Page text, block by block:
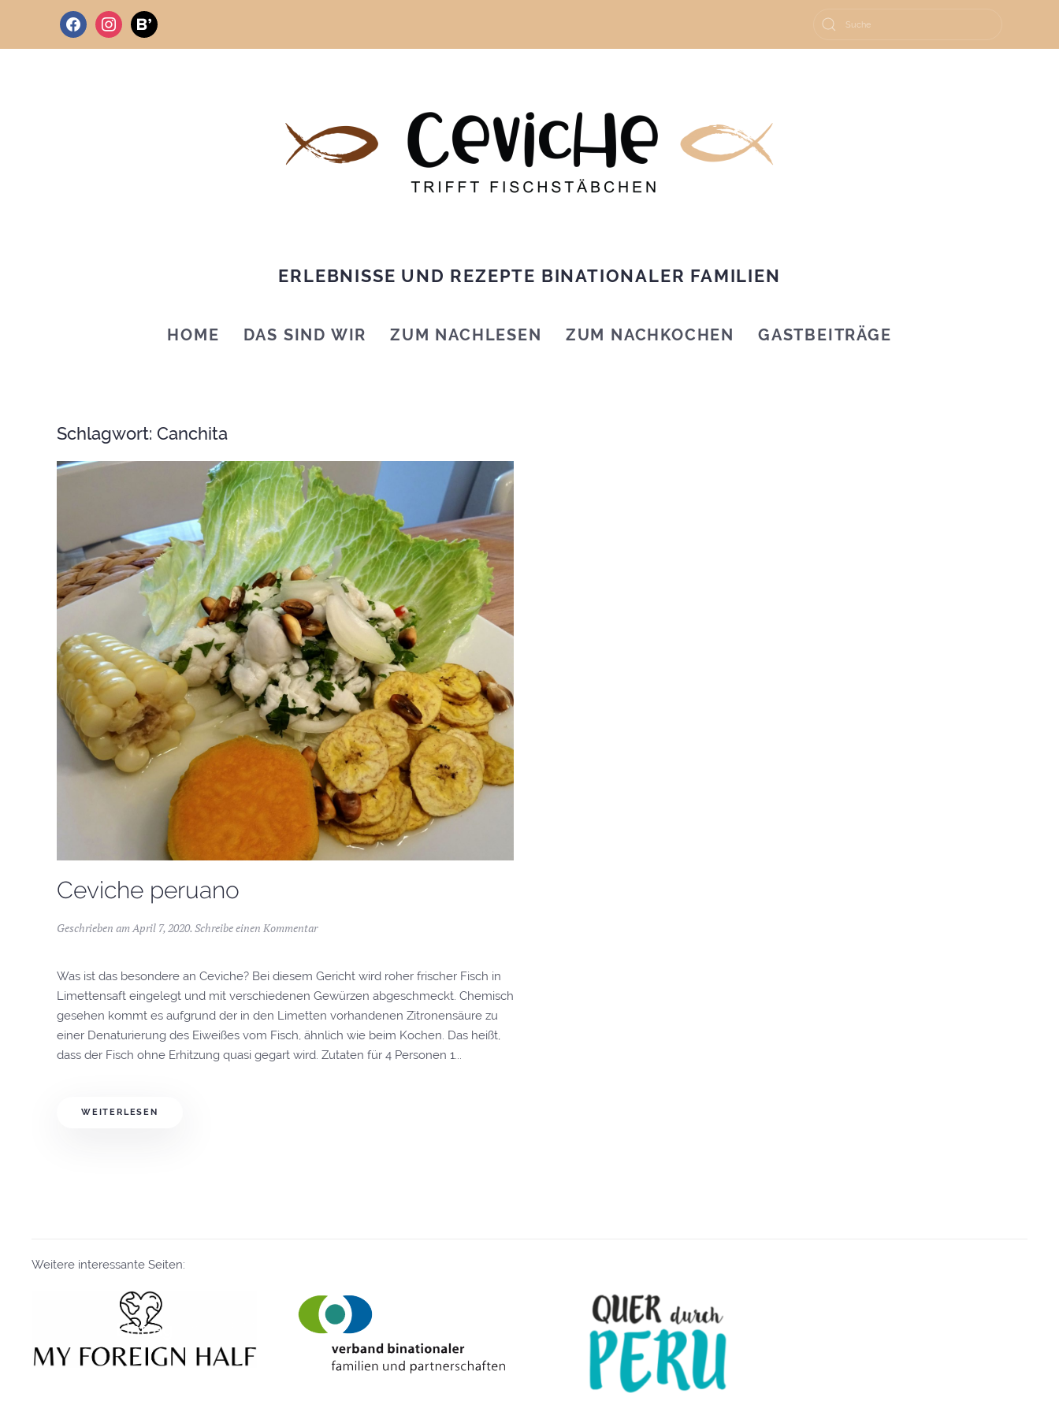
facebookinstagrambloglovin
ERLEBNISSE UND REZEPTE BINATIONALER FAMILIEN
HOME DAS SIND WIR ZUM NACHLESEN ZUM NACHKOCHEN GASTBEITRÄGE
Schlagwort: Canchita
Ceviche peruano
Geschrieben amApril 7, 2020. Schreibe einen Kommentar
Was ist das besondere an Ceviche? Bei diesem Gericht wird roher frischer Fisch in
Limettensaft eingelegt und mit verschiedenen Gewürzen abgeschmeckt. Chemisch
gesehen kommt es aufgrund der in den Limetten vorhandenen Zitronensäure zu
einer Denaturierung des Eiweißes vom Fisch, ähnlich wie beim Kochen. Das heißt,
dass der Fisch ohne Erhitzung quasi gegart wird. Zutaten für 4 Personen 1...
WEITERLESEN
Weitere interessante Seiten:
Eintrag